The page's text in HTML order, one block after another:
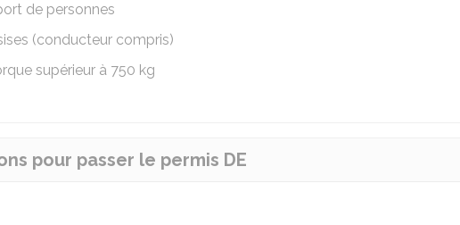
de personnes
(conducteur compris)
supérieur à 750 kg
pour passer le permis DE